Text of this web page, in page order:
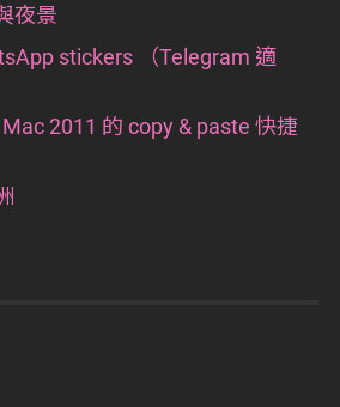
夜景
stickers （Telegram 適
2011 的 copy & paste 快捷